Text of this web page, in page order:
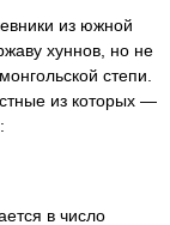
из южной
хуннов, но не
степи.
из которых —
в число